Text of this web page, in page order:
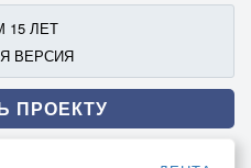
ЛЕТ
ВЕРСИЯ
ПРОЕКТУ